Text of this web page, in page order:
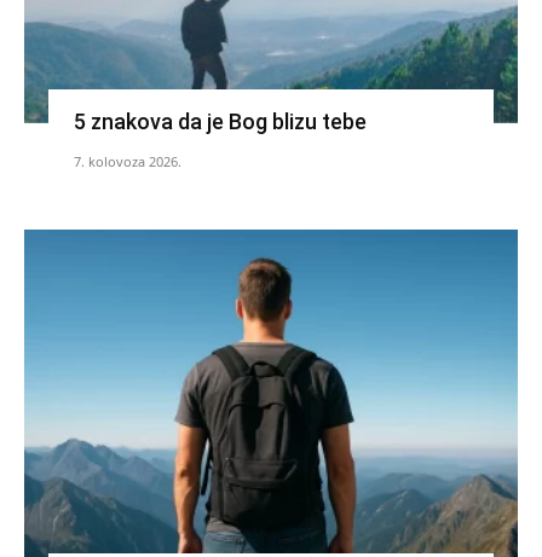
5 znakova da je Bog blizu tebe
7. kolovoza 2026.